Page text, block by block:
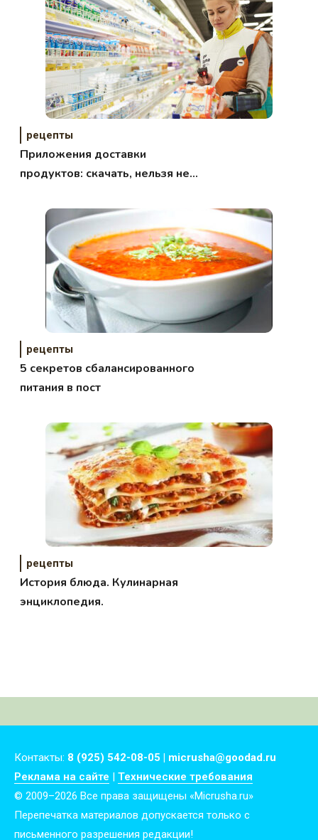
рецепты
Приложения доставки
продуктов: скачать, нельзя не
рецепты
5 секретов сбалансированного
питания в пост
рецепты
История блюда. Кулинарная
энциклопедия.
Контакты: 8 (925) 542-08-05 | micrusha@goodad.ru
Реклама на сайте | Технические требования
© 2009–2026 Все права защищены «Micrusha.ru»
Перепечатка материалов допускается только с
письменного разрешения редакции!